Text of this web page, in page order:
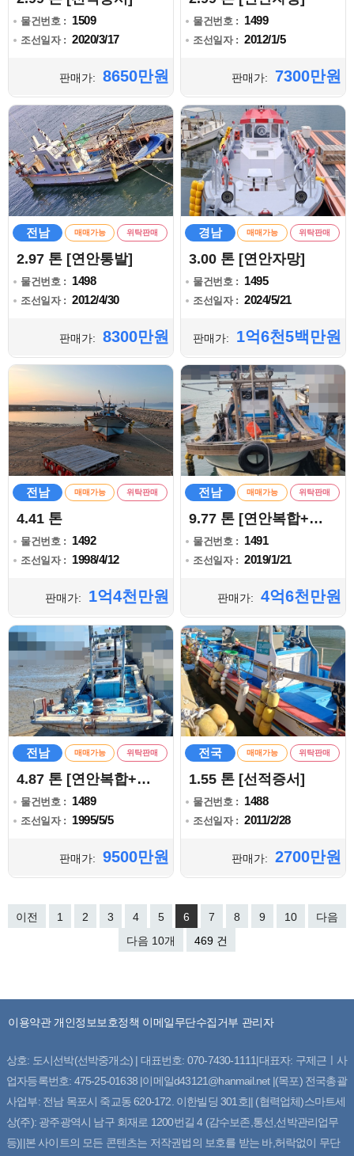
물건번호 : 1509
조선일자 : 2020/3/17
판매가: 8650만원
물건번호 : 1499
조선일자 : 2012/1/5
판매가: 7300만원
전남 매매가능 위탁판매
2.97 톤 [연안통발]
물건번호 : 1498
조선일자 : 2012/4/30
판매가: 8300만원
경남 매매가능 위탁판매
3.00 톤 [연안자망]
물건번호 : 1495
조선일자 : 2024/5/21
판매가: 1억6천5백만원
전남 매매가능 위탁판매
4.41 톤
물건번호 : 1492
조선일자 : 1998/4/12
판매가: 1억4천만원
전남 매매가능 위탁판매
9.77 톤 [연안복합+통발]
물건번호 : 1491
조선일자 : 2019/1/21
판매가: 4억6천만원
전남 매매가능 위탁판매
4.87 톤 [연안복합+통발]
물건번호 : 1489
조선일자 : 1995/5/5
판매가: 9500만원
전국 매매가능 위탁판매
1.55 톤 [선적증서]
물건번호 : 1488
조선일자 : 2011/2/28
판매가: 2700만원
이전 1 2 3 4 5 6 7 8 9 10
다음
다음 10개
469 건
이용약관 개인정보보호정책 이메일무단수집거부 관리자
상호: 도시선박(선박중개소) | 대표번호: 070-7430-1111|대표자: 구제근ㅣ사
업자등록번호: 475-25-01638 |이메일d43121@hanmail.net |(목포) 전국총괄
사업부: 전남 목포시 죽교동 620-172. 이한빌딩 301호|| (협력업체)스마트세
상(주): 광주광역시 남구 회재로 1200번길 4 (감수보존,통선,선박관리업무
등)||본 사이트의 모든 콘텐츠는 저작권법의 보호를 받는 바,허락없이 무단